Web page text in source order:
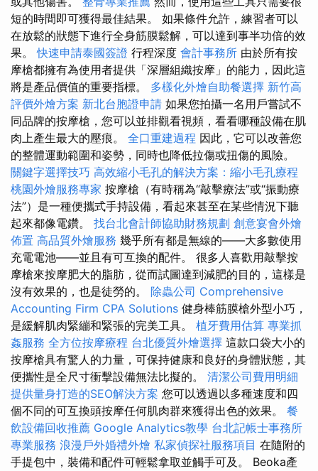
短的時間即可獲得最佳結果。 如果條件允許，練習者可以
在放鬆的狀態下進行全身筋膜鬆解，可以達到事半功倍的效
果。快速申請泰國簽證 行程深度 會計事務所 由於所有按
摩槍都擁有為使用者提供「深層組織按摩」的能力，因此這
將是產品價值的重要指標。 多樣化外燴自助餐選擇 新竹高
評價外燴方案 新北台胞證申請 如果您拍攝一名用戶嘗試不
同品牌的按摩槍，您可以並排觀看視頻，看看哪種設備在肌
肉上產生最大的壓痕。 全口重建過程 因此，它可以改善您
的整體運動範圍和姿勢，同時也降低拉傷或扭傷的風險。
關鍵字選擇技巧 高效縮小毛孔的解決方案：縮小毛孔療程
桃園外燴服務專家 按摩槍（有時稱為“敲擊療法”或“振動療
法”）是一種便攜式手持設備，看起來甚至在某些情況下聽
起來都像電鑽。 找台北會計師協助財務規劃 創意宴會外燴
佈置 高品質外燴服務 幾乎所有都是無線的——大多數使用
充電電池——並且有可互換的配件。 很多人喜歡用敲擊按
摩槍來按摩肥大的脂肪，從而試圖達到減肥的目的，這樣是
沒有效果的，也是徒勞的。 除蟲公司 Comprehensive
Accounting Firm CPA Solutions 健身棒筋膜槍外型小巧，
是緩解肌肉緊繃和緊張的完美工具。 植牙費用估算 專業抓
姦服務 全方位按摩療程 台北優質外燴選擇 這款口袋大小的
按摩槍具有驚人的力量，可保持健康和良好的身體狀態，其
便攜性是全尺寸衝擊設備無法比擬的。 清潔公司費用明細
提供量身打造的SEO解決方案 您可以透過以多種速度和四
個不同的可互換頭按摩任何肌肉群來獲得出色的效果。 餐
飲設備回收推薦 Google Analytics教學 台北記帳士事務所
專業服務 浪漫戶外婚禮外燴 私家偵探社服務項目 在隨附的
手提包中，裝備和配件可輕鬆拿取並觸手可及。 Beoka產